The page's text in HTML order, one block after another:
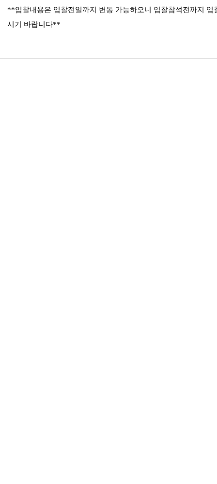
**입찰내용은 입찰전일까지 변동 가능하오니 입찰참석전까지 입
시기 바랍니다**